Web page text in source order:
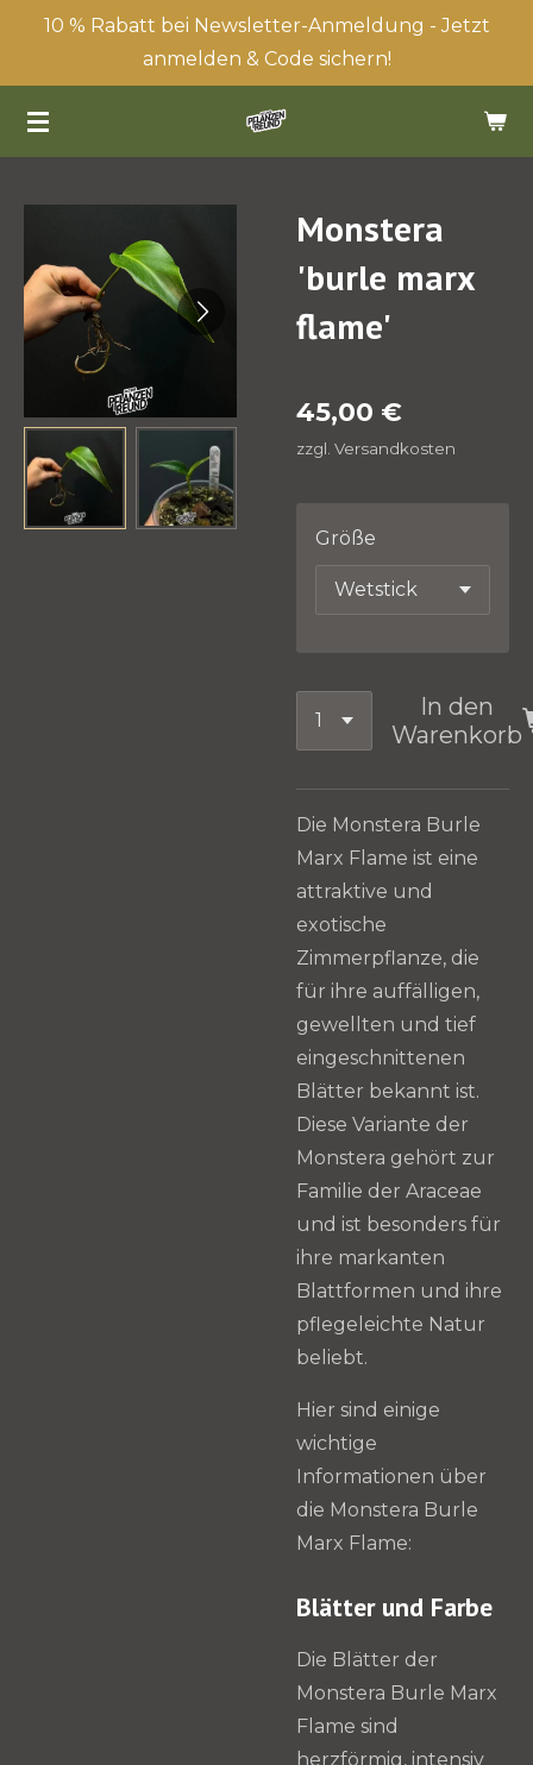
10 % Rabatt bei Newsletter-Anmeldung - Jetzt
anmelden & Code sichern!
Monstera
'burle marx
flame'
45,00 €
zzgl. Versandkosten
Größe
In den
Warenkorb
Die Monstera Burle
Marx Flame ist eine
attraktive und
exotische
Zimmerpflanze, die
für ihre auffälligen,
gewellten und tief
eingeschnittenen
Blätter bekannt ist.
Diese Variante der
Monstera gehört zur
Familie der Araceae
und ist besonders für
ihre markanten
Blattformen und ihre
pflegeleichte Natur
beliebt.
Hier sind einige
wichtige
Informationen über
die Monstera Burle
Marx Flame:
Blätter und Farbe
Die Blätter der
Monstera Burle Marx
Flame sind
herzförmig, intensiv